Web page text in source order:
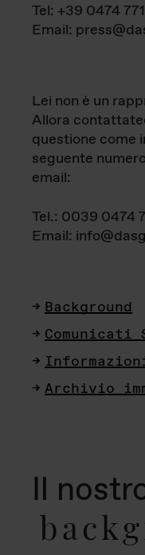
Tel: +39 0474
Email:
Lei non è un
Allora
questione come
seguente
email:
Tel.: 0039 0474
Email:
Background
Comunicati
Archivio
Il